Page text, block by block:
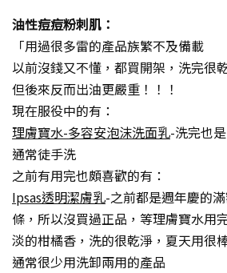
油性痘痘粉刺肌：
「用過很多雷的產品族繁不及備載
以前沒錢又不懂，都買開架，洗完很
但後來反而出油更嚴重！！！
現在服役中的有：
理膚寶水-多容安泡沫洗面乳-洗完也
通常徒手洗
之前有用完也頗喜歡的有：
Ipsas透明潔膚乳-之前都是週年慶的
條，所以沒買過正品，等理膚寶水用
淡的柑橘香，洗的很乾淨，夏天用很
通常很少用洗卸兩用的產品